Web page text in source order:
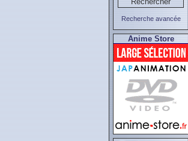
Recherche avancée
Anime Store